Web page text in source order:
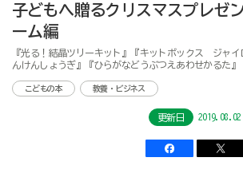
子どもへ贈るクリスマスプレゼ
ーム編
『光る！結晶ツリーキット』『キットボックス ジャイ
んけんしょうぎ』『ひらがなどうぶつえあわせかるた』
こどもの本 教養・ビジネス
更新日 2019.08.02